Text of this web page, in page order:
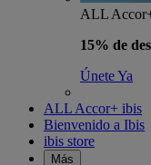
ALL
15% de
Únete Ya
ALL Accor+ ibis
Bienvenido a Ibis
ibis store
Más